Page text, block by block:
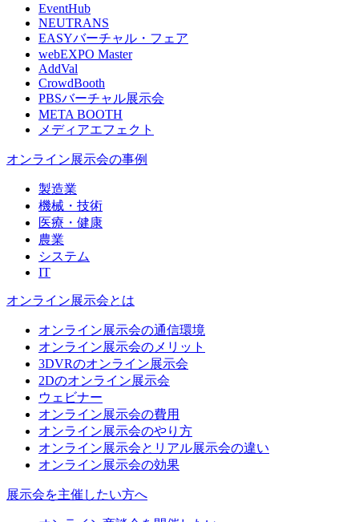
EventHub
NEUTRANS
EASYバーチャル・フェア
webEXPO Master
AddVal
CrowdBooth
PBSバーチャル展示会
META BOOTH
メディアエフェクト
オンライン展示会の事例
製造業
機械・技術
医療・健康
農業
システム
IT
オンライン展示会とは
オンライン展示会の通信環境
オンライン展示会のメリット
3DVRのオンライン展示会
2Dのオンライン展示会
ウェビナー
オンライン展示会の費用
オンライン展示会のやり方
オンライン展示会とリアル展示会の違い
オンライン展示会の効果
展示会を主催したい方へ